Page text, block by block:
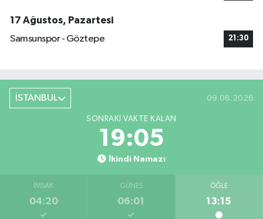
17 Ağustos, Pazartesi
Samsunspor - Göztepe
21:30
İSTANBUL 09.08.2026
SONRAKI VAKTE KALAN
19:05
İkindi Namazı
İMSAK
04:20
GÜNEŞ
06:01
ÖĞLE
13:15